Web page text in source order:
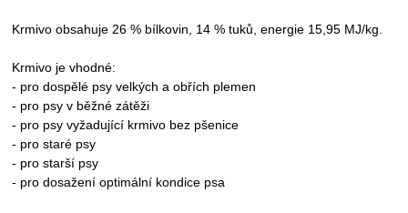
Krmivo obsahuje 26 % bílkovin, 14 % tuků, energie 15,95 MJ/kg.
Krmivo je vhodné:
- pro dospělé psy velkých a obřích plemen
- pro psy v běžné zátěži
- pro psy vyžadující krmivo bez pšenice
- pro staré psy
- pro starší psy
- pro dosažení optimální kondice psa